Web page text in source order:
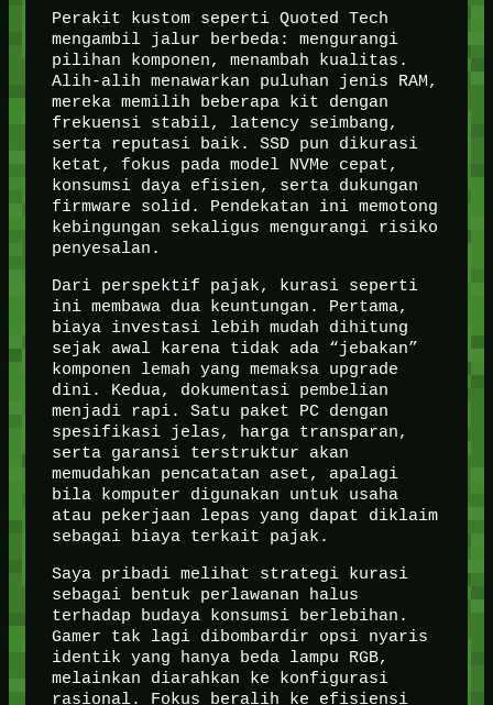
Perakit kustom seperti Quoted Tech
mengambil jalur berbeda: mengurangi
pilihan komponen, menambah kualitas.
Alih-alih menawarkan puluhan jenis RAM,
mereka memilih beberapa kit dengan
frekuensi stabil, latency seimbang,
serta reputasi baik. SSD pun dikurasi
ketat, fokus pada model NVMe cepat,
konsumsi daya efisien, serta dukungan
firmware solid. Pendekatan ini memotong
kebingungan sekaligus mengurangi risiko
penyesalan.
Dari perspektif pajak, kurasi seperti
ini membawa dua keuntungan. Pertama,
biaya investasi lebih mudah dihitung
sejak awal karena tidak ada “jebakan”
komponen lemah yang memaksa upgrade
dini. Kedua, dokumentasi pembelian
menjadi rapi. Satu paket PC dengan
spesifikasi jelas, harga transparan,
serta garansi terstruktur akan
memudahkan pencatatan aset, apalagi
bila komputer digunakan untuk usaha
atau pekerjaan lepas yang dapat diklaim
sebagai biaya terkait pajak.
Saya pribadi melihat strategi kurasi
sebagai bentuk perlawanan halus
terhadap budaya konsumsi berlebihan.
Gamer tak lagi dibombardir opsi nyaris
identik yang hanya beda lampu RGB,
melainkan diarahkan ke konfigurasi
rasional. Fokus beralih ke efisiensi